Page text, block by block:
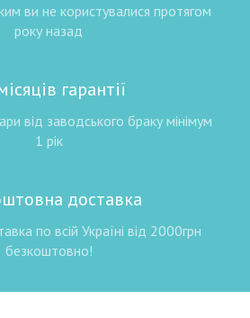
ви не користувалися протягом
року назад
гарантії
від заводського браку мінімум
1 рік
доставка
по всій Україні від 2000грн
безкоштовно!